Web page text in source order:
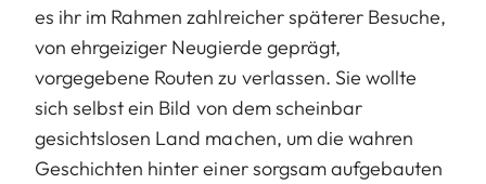
es ihr im Rahmen zahlreicher späterer Besuche,
von ehrgeiziger Neugierde geprägt,
vorgegebene Routen zu verlassen. Sie wollte
sich selbst ein Bild von dem scheinbar
gesichtslosen Land machen, um die wahren
Geschichten hinter einer sorgsam aufgebauten